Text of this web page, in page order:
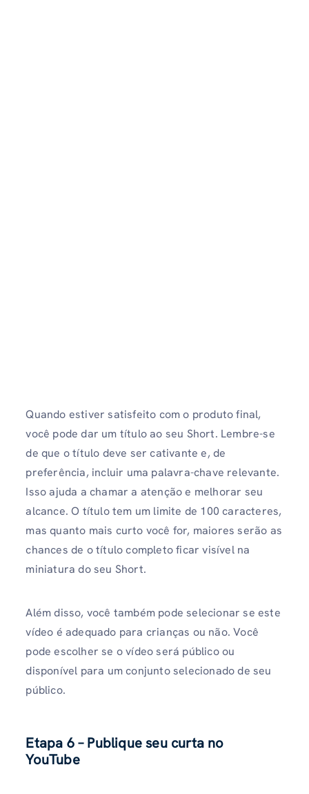
Quando estiver satisfeito com o produto final,
você pode dar um título ao seu Short. Lembre-se
de que o título deve ser cativante e, de
preferência, incluir uma palavra-chave relevante.
Isso ajuda a chamar a atenção e melhorar seu
alcance. O título tem um limite de 100 caracteres,
mas quanto mais curto você for, maiores serão as
chances de o título completo ficar visível na
miniatura do seu Short.
Além disso, você também pode selecionar se este
vídeo é adequado para crianças ou não. Você
pode escolher se o vídeo será público ou
disponível para um conjunto selecionado de seu
público.
Etapa 6 – Publique seu curta no
YouTube